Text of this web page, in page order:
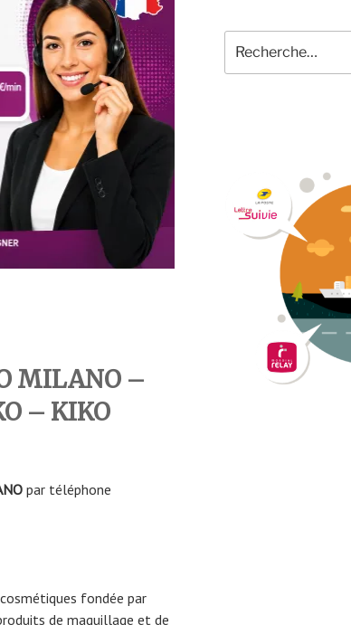
MILANO –
– KIKO
par téléphone
fondée par
de maquillage et de
pour